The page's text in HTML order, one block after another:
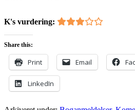
K's vurdering:
Share this:
Print Email
LinkedIn